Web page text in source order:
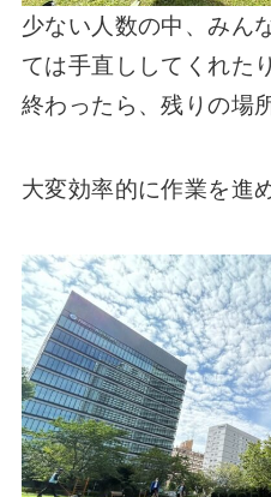
少ない人数の中、みん
ては手直ししてくれた
終わったら、残りの場
大変効率的に作業を進